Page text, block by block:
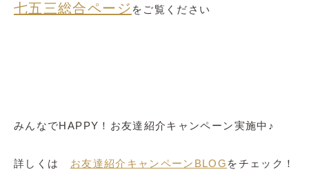
七五三総合ページ をご覧ください
みんなでHAPPY！お友達紹介キャンペーン実施中♪
詳しくは お友達紹介キャンペーンBLOG をチェック！